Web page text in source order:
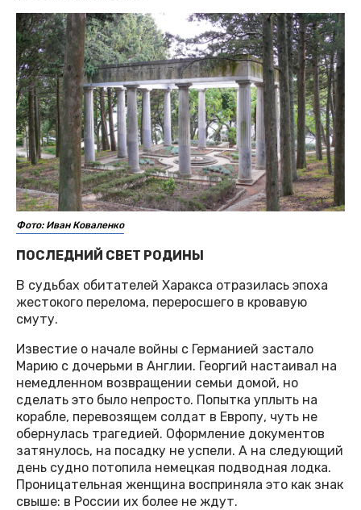
Фото: Иван Коваленко
ПОСЛЕДНИЙ СВЕТ РОДИНЫ
В судьбах обитателей Харакса отразилась эпоха
жестокого перелома, переросшего в кровавую
смуту.
Известие о начале войны с Германией застало
Марию с дочерьми в Англии. Георгий настаивал на
немедленном возвращении семьи домой, но
сделать это было непросто. Попытка уплыть на
корабле, перевозящем солдат в Европу, чуть не
обернулась трагедией. Оформление документов
затянулось, на посадку не успели. А на следующий
день судно потопила немецкая подводная лодка.
Проницательная женщина восприняла это как знак
свыше: в России их более не ждут.